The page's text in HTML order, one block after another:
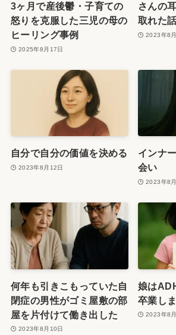
3ヶ月で産後鬱・子育ての
怒りを克服した三児の母の
ヒーリング事例
2025年8月17日
さんの
取れた
2023年8
自分で自分の価値を決める
2023年8月12日
インナ
会い
2023年8
何年も引きこもっていた自
閉症の男性がゴミ屋敷の部
屋を片付けて働き出した
2023年8月10日
娘は
卒業し
2023年8